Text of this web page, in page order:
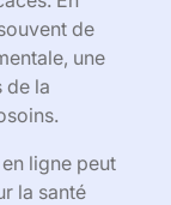
de
une
de la
ligne peut
la santé